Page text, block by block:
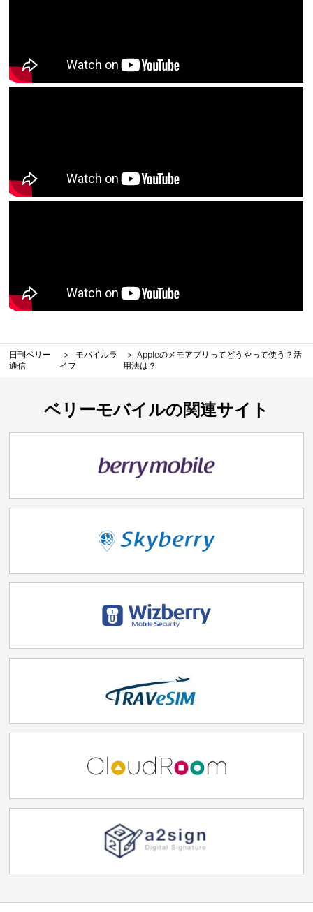
日刊ベリー
通信
モバイルラ
イフ
Appleのメモアプリってどうやって使う？活
用法は？
ベリーモバイルの関連サイト